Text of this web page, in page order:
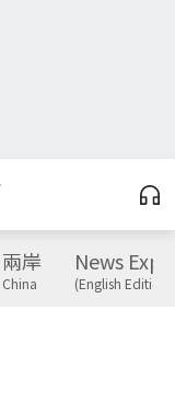
兩岸
China
News
(English Edition)